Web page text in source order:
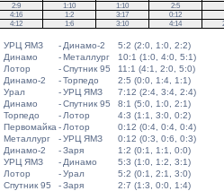
2:9
1:10 1:10
2:5
4:16 1:2 3:17
0:12
4:12
1:6 3:10 4:14
УРЦ ЯМЗ - Динамо-2
5:2 (2:0, 1:0, 2:2)
Динамо -Металлург
10:1 (1:0, 4:0, 5:1)
Лотор -Спутник 95
11:1 (4:1, 2:0, 5:0)
Динамо-2 -Торпедо
2:5 (0:0, 1:4, 1:1)
Урал -УРЦ ЯМЗ
7:12 (2:4, 3:4, 2:4)
Динамо -Спутник 95
8:1 (5:0, 1:0, 2:1)
Торпедо - Лотор
4:3 (1:1, 3:0, 0:2)
Первомайка - Лотор
0:12 (0:4, 0:4, 0:4)
Металлург -УРЦ ЯМЗ
0:12 (0:3, 0:6, 0:3)
Динамо-2 -Заря
1:2 (0:1, 1:1, 0:0)
УРЦ ЯМЗ - Динамо
5:3 (1:0, 1:2, 3:1)
Лотор -Урал
5:2 (0:1, 2:1, 3:0)
Спутник 95 -Заря
2:7 (1:3, 0:0, 1:4)